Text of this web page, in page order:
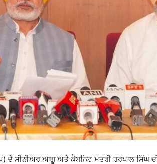
ਸੀਨੀਅਰ ਆਗੂ ਅਤੇ ਕੈਬਨਿਟ ਮੰਤਰੀ ਹਰਪਾਲ ਸਿੰਘ